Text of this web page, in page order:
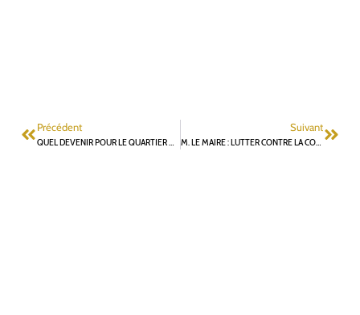
Précédent Suivant
M. LE MAIRE : LUTTER CONTRE LA COVID 19 NÉCESSITE DE LUTTER CONTRE LA POLLUTION ATMOSPHÉRIQUE